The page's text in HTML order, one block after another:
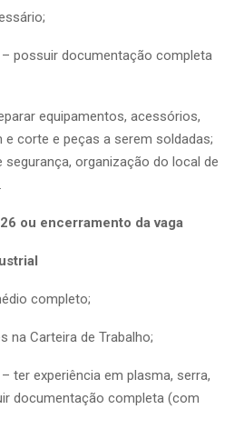
– possuir documentação completa
equipamentos, acessórios,
corte e peças a serem soldadas;
organização do local de
ou encerramento da vaga
completo;
na Carteira de Trabalho;
– ter experiência em plasma, serra,
documentação completa (com